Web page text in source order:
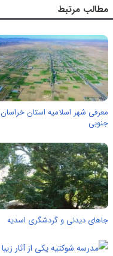
مطالب مرتبط
معرفی شهر اسلامیه استان خراسان
جنوبی
جاهای دیدنی و گردشگری اسدیه